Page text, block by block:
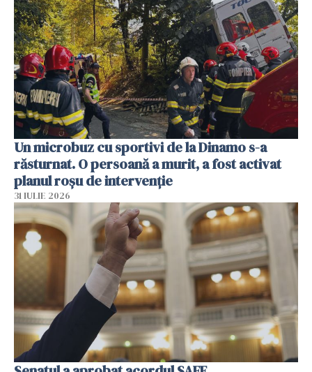
Un microbuz cu sportivi de la Dinamo s-a
răsturnat. O persoană a murit, a fost activat
planul roșu de intervenție
31 IULIE 2026